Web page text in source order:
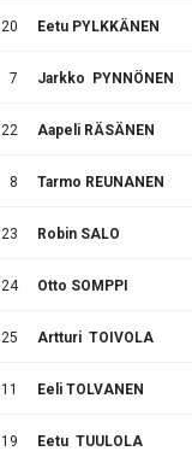
20 Eetu PYLKKÄNEN
7 Jarkko PYNNÖNEN
22 Aapeli RÄSÄNEN
8 Tarmo REUNANEN
23 Robin SALO
24 Otto SOMPPI
25 Artturi TOIVOLA
11 Eeli TOLVANEN
19 Eetu TUULOLA